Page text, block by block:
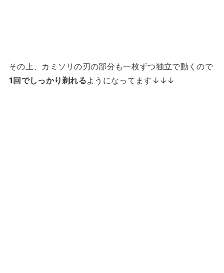
その上、カミソリの刃の部分も一枚ずつ独立で動くので
1回でしっかり剃れるようになってます↓↓↓